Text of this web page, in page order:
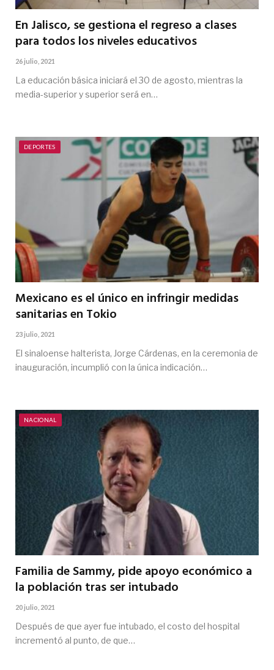
En Jalisco, se gestiona el regreso a clases
para todos los niveles educativos
26 julio, 2021
La educación básica iniciará el 30 de agosto, mientras la
media-superior y superior será en…
DEPORTES
Mexicano es el único en infringir medidas
sanitarias en Tokio
23 julio, 2021
El sinaloense halterista, Jorge Cárdenas, en la ceremonia de
inauguración, incumplió con la única indicación…
NACIONAL
Familia de Sammy, pide apoyo económico a
la población tras ser intubado
20 julio, 2021
Después de que ayer fue intubado, el costo del hospital
incrementó al punto, de que…